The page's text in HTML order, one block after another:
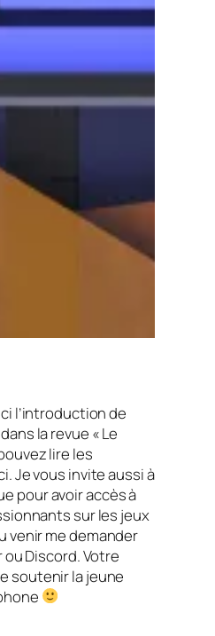
l’introduction de
la revue « Le
lire les
Je vous invite aussi à
pour avoir accès à
sur les jeux
venir me demander
Discord. Votre
soutenir la jeune